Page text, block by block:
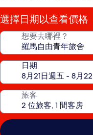
選擇日期以查看價格
想要去哪裡？
日期
旅客